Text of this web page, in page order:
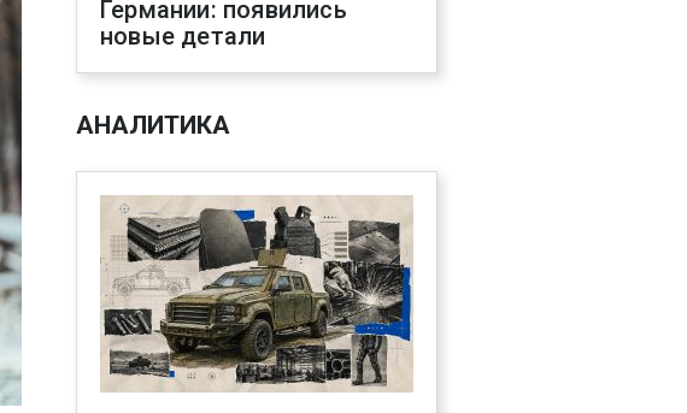
Германии: появились
новые детали
АНАЛИТИКА